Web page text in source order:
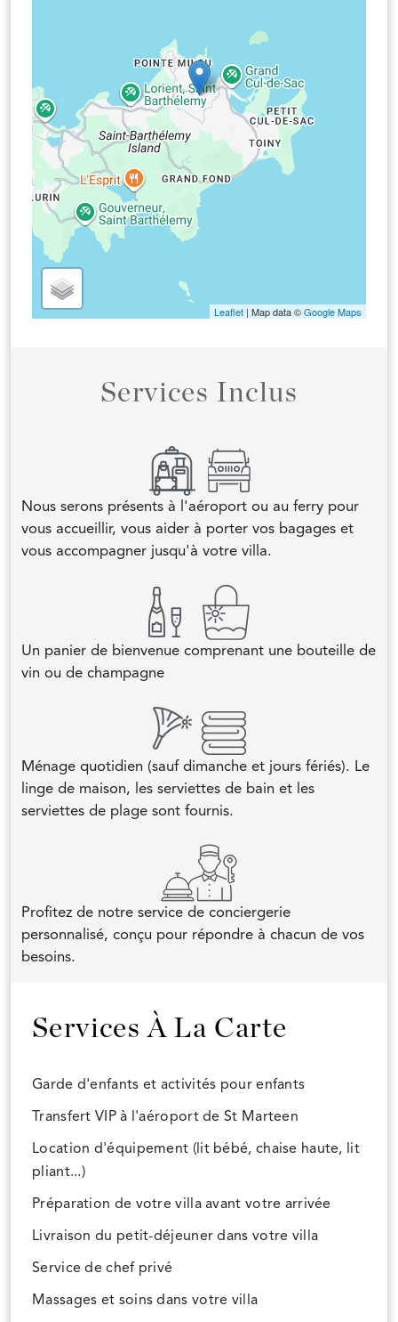
Leaflet | Map data ©Google Maps
Services Inclus
Nous serons présents à l'aéroport ou au ferry pour
vous accueillir, vous aider à porter vos bagages et
vous accompagner jusqu'à votre villa.
Un panier de bienvenue comprenant une bouteille de
vin ou de champagne
Ménage quotidien (sauf dimanche et jours fériés). Le
linge de maison, les serviettes de bain et les
serviettes de plage sont fournis.
Profitez de notre service de conciergerie
personnalisé, conçu pour répondre à chacun de vos
besoins.
Services À La Carte
Garde d'enfants et activités pour enfants
Transfert VIP à l'aéroport de St Marteen
Location d'équipement (lit bébé, chaise haute, lit
pliant...)
Préparation de votre villa avant votre arrivée
Livraison du petit-déjeuner dans votre villa
Service de chef privé
Massages et soins dans votre villa